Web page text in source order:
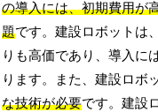
の導入には、初期費用が
題です。建設ロボットは
りも高価であり、導入に
ります。また、建設ロボ
な技術が必要です。建設